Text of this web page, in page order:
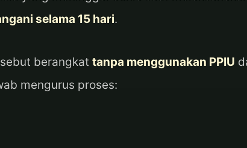
selama 15 hari.
berangkat tanpa menggunakan PPIU
mengurus proses: